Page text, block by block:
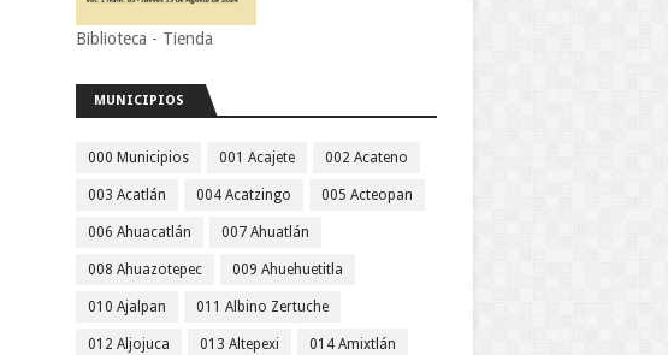
Biblioteca - Tienda
MUNICIPIOS
000 Municipios 001 Acajete 002 Acateno
003 Acatlán 004 Acatzingo 005 Acteopan
006 Ahuacatlán 007 Ahuatlán
008 Ahuazotepec 009 Ahuehuetitla
010 Ajalpan 011 Albino Zertuche
012 Aljojuca 013 Altepexi 014 Amixtlán